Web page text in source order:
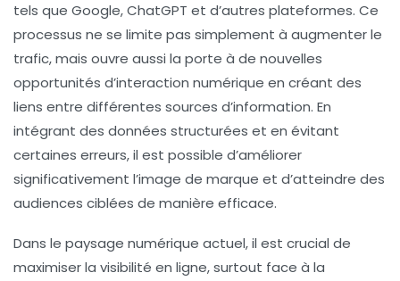
tels que Google,ChatGPT et d’autres plateformes. Ce
processus ne se limite pas simplement à augmenter le
trafic, mais ouvre aussi la porte à de nouvelles
opportunités d’interaction numérique en créant des
liens entre différentes sources d’information. En
intégrant des données structurées et en évitant
certaines erreurs, il est possible d’améliorer
significativement l’image de marque et d’atteindre des
audiences ciblées de manière efficace.
Dans le paysage numérique actuel, il est crucial de
maximiser la visibilité en ligne, surtout face à la